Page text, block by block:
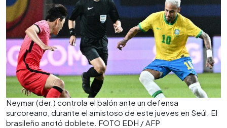
Neymar (der.) controla el balón ante un defensa
surcoreano, durante el amistoso de este jueves en Seúl. El
brasileño anotó doblete. FOTO EDH / AFP